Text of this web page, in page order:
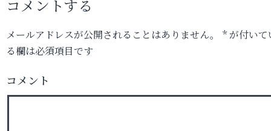
コメントする
メールアドレスが公開されることはありません。 *が付いて
る欄は必須項目です
コメント